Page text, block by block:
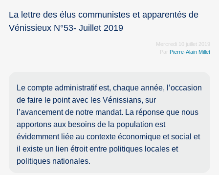
La lettre des élus communistes et apparentés de
Vénissieux N°53- Juillet 2019
Mercredi 10 juillet 2019
Par Pierre-Alain Millet
Le compte administratif est, chaque année, l’occasion
de faire le point avec les Vénissians, sur
l’avancement de notre mandat. La réponse que nous
apportons aux besoins de la population est
évidemment liée au contexte économique et social et
il existe un lien étroit entre politiques locales et
politiques nationales.